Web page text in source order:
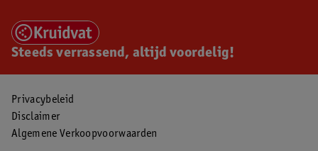
Steeds verrassend, altijd voordelig!
Privacybeleid
Disclaimer
Algemene Verkoopvoorwaarden